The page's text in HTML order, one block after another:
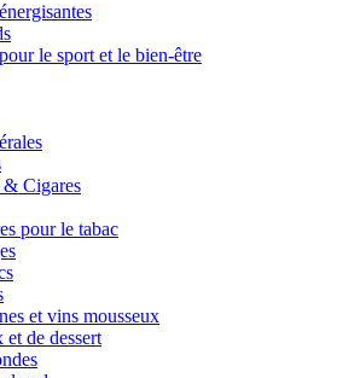
le sport et le bien-être
Cigares
pour le tabac
et vins mousseux
de dessert